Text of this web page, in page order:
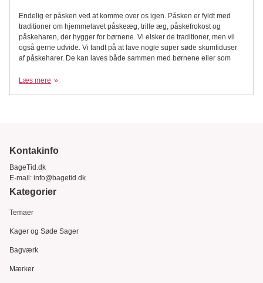
Endelig er påsken ved at komme over os igen. Påsken er fyldt med
traditioner om hjemmelavet påskeæg, trille æg, påskefrokost og
påskeharen, der hygger for børnene. Vi elsker de traditioner, men vil
også gerne udvide. Vi fandt på at lave nogle super søde skumfiduser
af påskeharer. De kan laves både sammen med børnene eller som
Læs mere
Kontakinfo
BageTid.dk
E-mail: info@bagetid.dk
Kategorier
Temaer
Kager og Søde Sager
Bagværk
Mærker